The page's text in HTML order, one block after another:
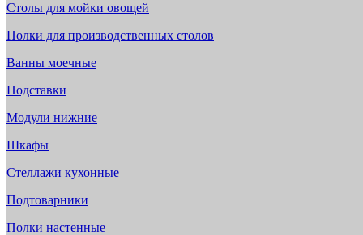
Столы для мойки овощей
Полки для производственных столов
Ванны моечные
Подставки
Модули нижние
Шкафы
Стеллажи кухонные
Подтоварники
Полки настенные